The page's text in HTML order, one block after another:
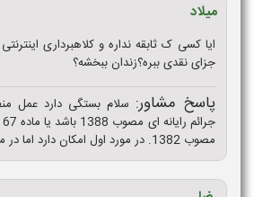
میلاد
جزای نقدی ببره؟زندان ببخشه؟
پاسخ مشاور:
مصوب 1382. در مورد اول امکان دارد اما در مورد دوم خیر.